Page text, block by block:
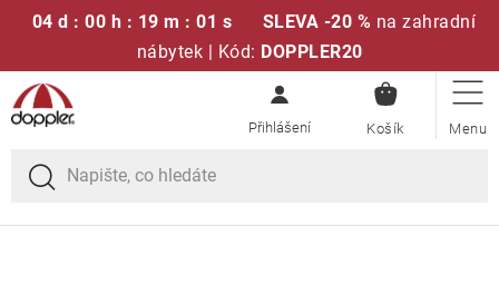
04 d : 00 h : 19 m : 01 s SLEVA -20 % na zahradní
nábytek | Kód: DOPPLER20
Přejít
na
obsah
KOŠÍK
Sedací soupravy
Slunečníky
Doprava zdarma při nákupu nad 2000 Kč